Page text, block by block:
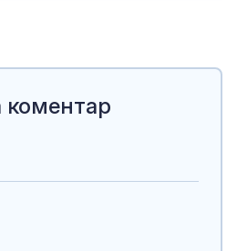
коментар